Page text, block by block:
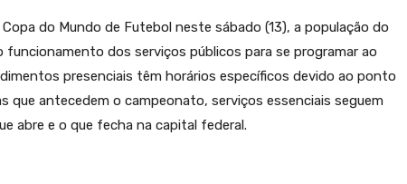
do Mundo de Futebol neste sábado (13), a população do
dos serviços públicos para se programar ao
presenciais têm horários específicos devido ao ponto
antecedem o campeonato, serviços essenciais seguem
abre e o que fecha na capital federal.